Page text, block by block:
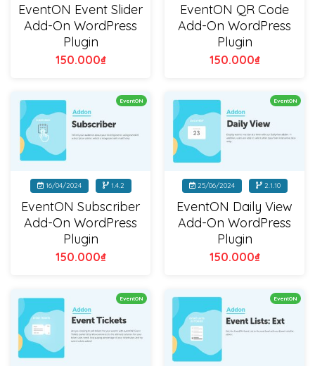
EventON Event Slider
Add-On WordPress
Plugin
150.000₫
EventON QR Code
Add-On WordPress
Plugin
150.000₫
EventON
16/04/2024 1.4.2
EventON Subscriber
Add-On WordPress
Plugin
150.000₫
EventON
25/06/2024 2.1.10
EventON Daily View
Add-On WordPress
Plugin
150.000₫
EventON EventON